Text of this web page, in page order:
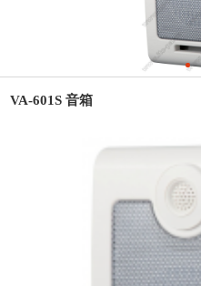
VA-601S 音箱